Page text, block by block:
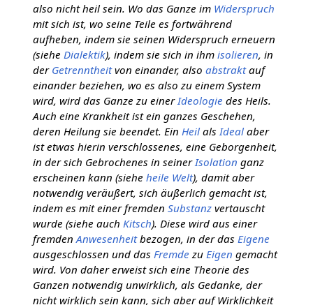
also nicht heil sein. Wo das Ganze im Widerspruch
mit sich ist, wo seine Teile es fortwährend
aufheben, indem sie seinen Widerspruch erneuern
(siehe Dialektik), indem sie sich in ihm isolieren, in
der Getrenntheitvon einander, also abstraktauf
einander beziehen, wo es also zu einem System
wird, wird das Ganze zu einer Ideologie des Heils.
Auch eine Krankheit ist ein ganzes Geschehen,
deren Heilung sie beendet. Ein Heilals Idealaber
ist etwas hierin verschlossenes, eine Geborgenheit,
in der sich Gebrochenes in seiner Isolation ganz
erscheinen kann (siehe heile Welt), damit aber
notwendig veräußert, sich äußerlich gemacht ist,
indem es mit einer fremden Substanzvertauscht
wurde (siehe auch Kitsch). Diese wird aus einer
fremden Anwesenheitbezogen, in der das Eigene
ausgeschlossen und das Fremde zu Eigen gemacht
wird. Von daher erweist sich eine Theorie des
Ganzen notwendig unwirklich, als Gedanke, der
nicht wirklich sein kann, sich aber auf Wirklichkeit